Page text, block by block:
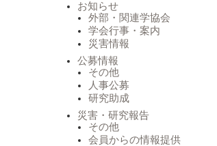
お知らせ
外部・関連学協会
学会行事・案内
災害情報
公募情報
その他
人事公募
研究助成
災害・研究報告
その他
会員からの情報提供